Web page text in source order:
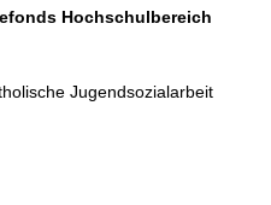
Hochschulbereich
Jugendsozialarbeit